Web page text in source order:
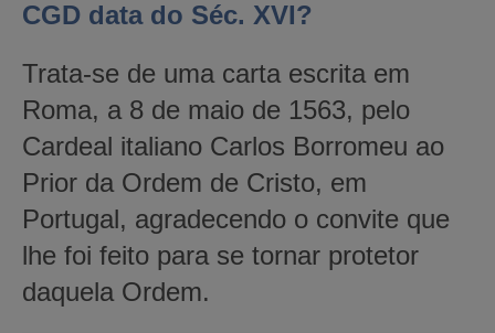
CGD data do Séc. XVI?
Trata-se de uma carta escrita em
Roma, a 8 de maio de 1563, pelo
Cardeal italiano Carlos Borromeu ao
Prior da Ordem de Cristo, em
Portugal, agradecendo o convite que
lhe foi feito para se tornar protetor
daquela Ordem.